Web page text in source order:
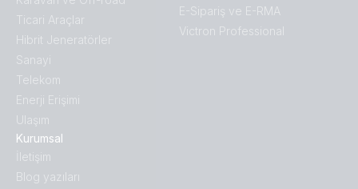
Ticari Araçlar
Hibrit Jeneratörler
Sanayi
Telekom
Enerji Erişimi
Ulaşım
Kurumsal
İletişim
Blog yazıları
E-Sipariş ve E-RMA
Victron Professional